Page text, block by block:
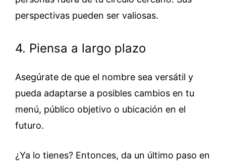
perspectivas pueden ser valiosas.
4. Piensa a largo plazo
Asegúrate de que el nombre sea versátil y
pueda adaptarse a posibles cambios en tu
menú, público objetivo o ubicación en el
futuro.
¿Ya lo tienes? Entonces, da un último paso en